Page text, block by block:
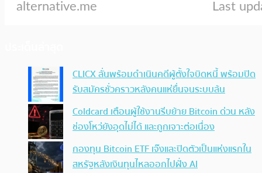
CLICX ลั่นพร้อมดำเนินคดีผู้ตั้งใจบิดหนี้ พร้อมปิด
รับสมัครชั่วคราวหลังคนแห่ยื่นจนระบบล้น
Coldcard เตือนผู้ใช้งานรีบย้าย Bitcoin ด่วน หลัง
ช่องโหว่ยังอุดไม่ได้ และถูกเจาะต่อเนื่อง
กองทุน Bitcoin ETF เจ๊งและปิดตัวเป็นแห่งแรกใน
สหรัฐหลังเงินทุนไหลออกไปฝั่ง AI